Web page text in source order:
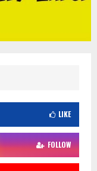
LIKE
FOLLOW